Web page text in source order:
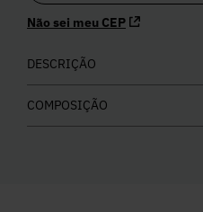
Não sei meu CEP
DESCRIÇÃO
COMPOSIÇÃO
6º Colete
7º Vestidos
Calça Jeans